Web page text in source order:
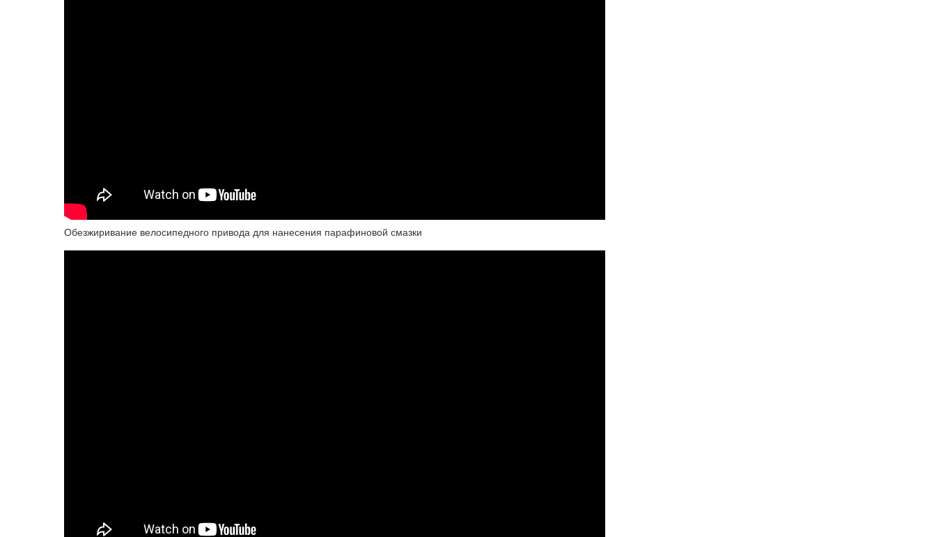
Обезжиривание велосипедного привода для нанесения парафиновой смазки